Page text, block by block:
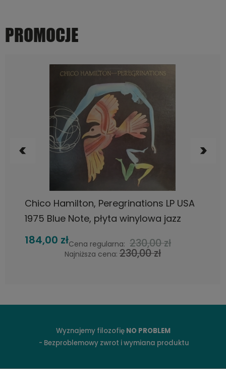
PROMOCJE
Bob James, One LP USA 1974, CTI, płyta
winylowa jazz
208,00 złCena regularna: 260,00 zł
Najniższa cena: 260,00 zł
DO KOSZYKA
Wyznajemy filozofię NO PROBLEM
- Bezproblemowy zwrot i wymiana produktu